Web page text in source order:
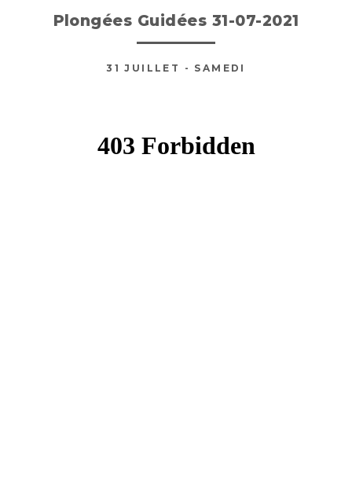
Plongées Guidées 31-07-2021
31JUILLET - SAMEDI